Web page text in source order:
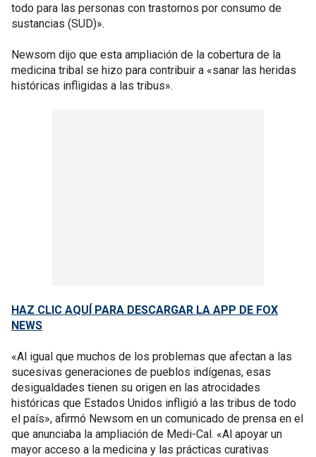
todo para las personas con trastornos por consumo de
sustancias (SUD)».
Newsom dijo que esta ampliación de la cobertura de la
medicina tribal se hizo para contribuir a «sanar las heridas
históricas infligidas a las tribus».
HAZ CLIC AQUÍ PARA DESCARGAR LA APP DE FOX
NEWS
«Al igual que muchos de los problemas que afectan a las
sucesivas generaciones de pueblos indígenas, esas
desigualdades tienen su origen en las atrocidades
históricas que Estados Unidos infligió a las tribus de todo
el país», afirmó Newsom en un comunicado de prensa en el
que anunciaba la ampliación de Medi-Cal. «Al apoyar un
mayor acceso a la medicina y las prácticas curativas